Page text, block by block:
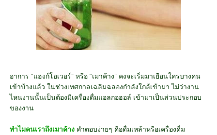
อาการ “แฮงก์โอเวอร์” หรือ “เมาค้าง” คงจะเริ่มมาเยือนใครบางคน
เข้าบ้างแล้ว ในช่วงเทศกาลเฉลิมฉลองกำลังใกล้เข้ามา ไม่ว่างาน
ไหนงานนั้นเป็นต้องมีเครื่องดื่มแอลกอฮอล์ เข้ามาเป็นส่วนประกอบ
ของงาน
ทำไมคนเราถึงเมาค้าง คำตอบง่ายๆ คือดื่มเหล้าหรือเครื่องดื่ม